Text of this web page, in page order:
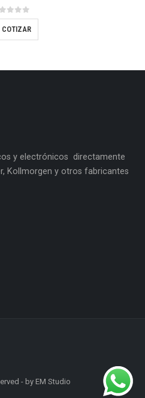
of 5
COTIZAR
y electrónicos directamente
Kollmorgen y otros fabricantes
- by EM Studio